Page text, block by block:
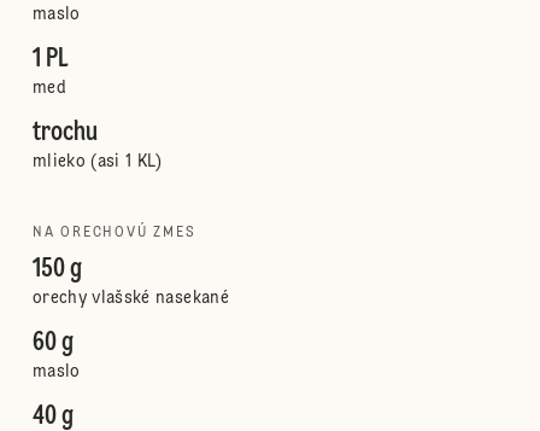
maslo
1 PL
med
trochu
mlieko (asi 1 KL)
NA ORECHOVÚ ZMES
150 g
orechy vlašské nasekané
60 g
maslo
40 g